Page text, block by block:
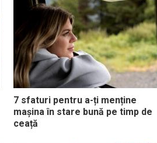
7 sfaturi pentru a-ți menține
mașina în stare bună pe timp de
ceață